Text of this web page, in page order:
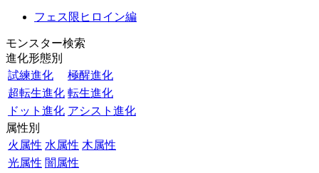
フェス限ヒロイン編
モンスター検索
進化形態別
試練進化
極醒進化
超転生進化 転生進化
ドット進化 アシスト進化
属性別
火属性 水属性 木属性
光属性 闇属性